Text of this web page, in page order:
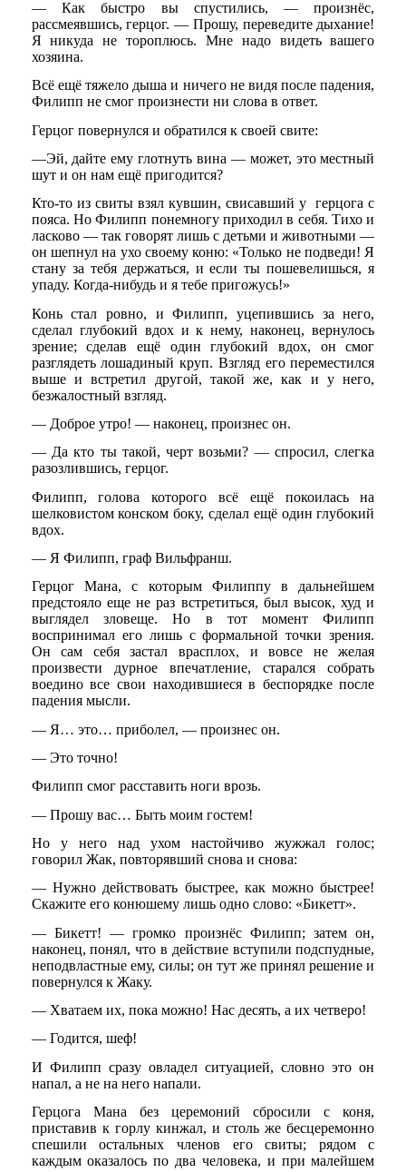
— Как быстро вы спустились, — произнёс,
рассмеявшись, герцог. — Прошу, переведите дыхание!
Я никуда не тороплюсь. Мне надо видеть вашего
хозяина.
Всё ещё тяжело дыша и ничего не видя после падения,
Филипп не смог произнести ни слова в ответ.
Герцог повернулся и обратился к своей свите:
—Эй, дайте ему глотнуть вина — может, это местный
шут и он нам ещё пригодится?
Кто-то из свиты взял кувшин, свисавший у герцога с
пояса. Но Филипп понемногу приходил в себя. Тихо и
ласково — так говорят лишь с детьми и животными —
он шепнул на ухо своему коню: «Только не подведи! Я
стану за тебя держаться, и если ты пошевелишься, я
упаду. Когда-нибудь и я тебе пригожусь!»
Конь стал ровно, и Филипп, уцепившись за него,
сделал глубокий вдох и к нему, наконец, вернулось
зрение; сделав ещё один глубокий вдох, он смог
разглядеть лошадиный круп. Взгляд его переместился
выше и встретил другой, такой же, как и у него,
безжалостный взгляд.
— Доброе утро! — наконец, произнес он.
— Да кто ты такой, черт возьми? — спросил, слегка
разозлившись, герцог.
Филипп, голова которого всё ещё покоилась на
шелковистом конском боку, сделал ещё один глубокий
вдох.
— Я Филипп, граф Вильфранш.
Герцог Мана, с которым Филиппу в дальнейшем
предстояло еще не раз встретиться, был высок, худ и
выглядел зловеще. Но в тот момент Филипп
воспринимал его лишь с формальной точки зрения.
Он сам себя застал врасплох, и вовсе не желая
произвести дурное впечатление, старался собрать
воедино все свои находившиеся в беспорядке после
падения мысли.
— Я… это… приболел, — произнес он.
— Это точно!
Филипп смог расставить ноги врозь.
— Прошу вас… Быть моим гостем!
Но у него над ухом настойчиво жужжал голос;
говорил Жак, повторявший снова и снова:
— Нужно действовать быстрее, как можно быстрее!
Скажите его конюшему лишь одно слово: «Бикетт».
— Бикетт! — громко произнёс Филипп; затем он,
наконец, понял, что в действие вступили подспудные,
неподвластные ему, силы; он тут же принял решение и
повернулся к Жаку.
— Хватаем их, пока можно! Нас десять, а их четверо!
— Годится, шеф!
И Филипп сразу овладел ситуацией, словно это он
напал, а не на него напали.
Герцога Мана без церемоний сбросили с коня,
приставив к горлу кинжал, и столь же бесцеремонно
спешили остальных членов его свиты; рядом с
каждым оказалось по два человека, и при малейшем